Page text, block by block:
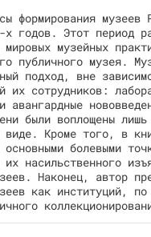
формирования музеев
х годов. Этот период
музейных
публичного музея.
подход, вне
их сотрудников:
авангардные
были воплощены
виде. Кроме того, в
болевыми
насильственного
Наконец, автор
как институций,